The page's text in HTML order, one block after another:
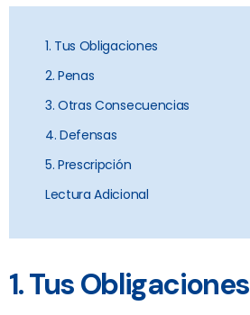
1. Tus Obligaciones
2. Penas
3. Otras Consecuencias
4. Defensas
5. Prescripción
Lectura Adicional
1. Tus Obligaciones